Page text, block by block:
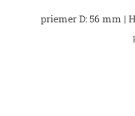
priemer D: 56 mm |